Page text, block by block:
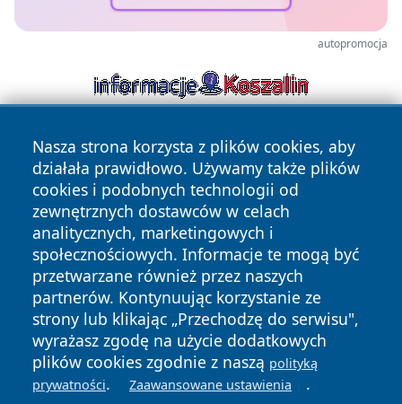
autopromocja
Nasza strona korzysta z plików cookies, aby
działała prawidłowo. Używamy także plików
cookies i podobnych technologii od
zewnętrznych dostawców w celach
analitycznych, marketingowych i
społecznościowych. Informacje te mogą być
przetwarzane również przez naszych
partnerów. Kontynuując korzystanie ze
strony lub klikając „Przechodzę do serwisu",
wyrażasz zgodę na użycie dodatkowych
plików cookies zgodnie z naszą polityką
prywatności. Zaawansowane ustawienia .
Copyright © 2026 kochamsiedlce.pl Wszystkie prawa
zastrzeżone.
News Autorzy
Polityka
Prywatności
Polityka
Cookies